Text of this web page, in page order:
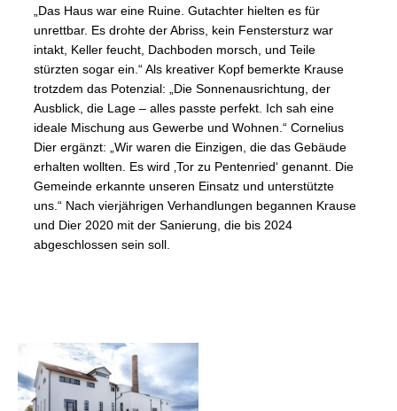
„Das Haus war eine Ruine. Gutachter hielten es für
unrettbar. Es drohte der Abriss, kein Fenstersturz war
intakt, Keller feucht, Dachboden morsch, und Teile
stürzten sogar ein.“ Als kreativer Kopf bemerkte Krause
trotzdem das Potenzial: „Die Sonnenausrichtung, der
Ausblick, die Lage – alles passte perfekt. Ich sah eine
ideale Mischung aus Gewerbe und Wohnen.“ Cornelius
Dier ergänzt: „Wir waren die Einzigen, die das Gebäude
erhalten wollten. Es wird ‚Tor zu Pentenried‘ genannt. Die
Gemeinde erkannte unseren Einsatz und unterstützte
uns.“ Nach vierjährigen Verhandlungen begannen Krause
und Dier 2020 mit der Sanierung, die bis 2024
abgeschlossen sein soll.